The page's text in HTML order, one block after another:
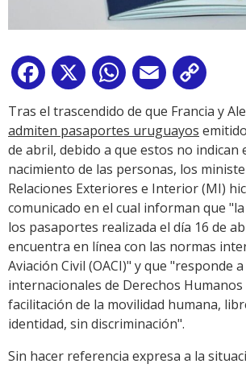
Facebook
X WhatsApp
Email
Link
Tras el trascendido de que Francia y
admiten pasaportes uruguayos
de abril, debido a que estos no indican
nacimiento de las personas, los
Relaciones Exteriores e Interior (MI)
comunicado en el cual informan que
los pasaportes realizada el día 16 de
encuentra en línea con las normas
Aviación Civil (OACI)" y que "responde
internacionales de Derechos
facilitación de la movilidad humana,
identidad, sin discriminación".
Sin hacer referencia expresa a la